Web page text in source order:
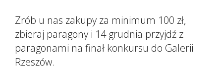
Zrób u nas zakupy za minimum 100 zł,
zbieraj paragony i 14 grudnia przyjdź z
paragonami na finał konkursu do Galerii
Rzeszów.